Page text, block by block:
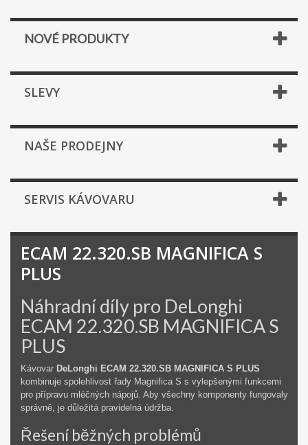
NOVÉ PRODUKTY
SLEVY
NAŠE PRODEJNY
SERVIS KÁVOVARU
ECAM 22.320.SB MAGNIFICA S
PLUS
Náhradní díly pro DeLonghi
ECAM 22.320.SB MAGNIFICA S
PLUS
Kávovar DeLonghi ECAM 22.320.SB MAGNIFICA S PLUS
kombinuje spolehlivost řady Magnifica S s vylepšenými funkcemi
pro přípravu mléčných nápojů. Aby všechny komponenty fungovaly
správně, je důležitá pravidelná údržba.
Řešení běžných problémů